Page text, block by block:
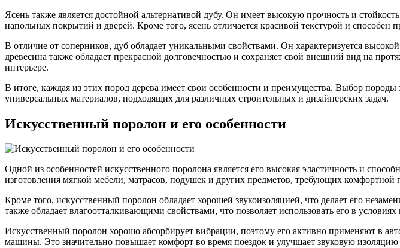
Ясень также является достойной альтернативой дубу. Он имеет высокую прочность и
напольных покрытий и дверей. Кроме того, ясень отличается красивой текстурой и
В отличие от соперников, дуб обладает уникальными свойствами. Он характеризуется
древесина также обладает прекрасной долговечностью и сохраняет свой внешний вид на
интерьере.
В итоге, каждая из этих пород дерева имеет свои особенности и преимущества. Выбор
универсальных материалов, подходящих для различных строительных и дизайнерских задач.
Искусственный поролон и его особенности
Одной из особенностей искусственного поролона является его высокая эластичность и
изготовления мягкой мебели, матрасов, подушек и других предметов, требующих комфортной
Кроме того, искусственный поролон обладает хорошей звукоизоляцией, что делает его
также обладает влагоотталкивающими свойствами, что позволяет использовать его в
Искусственный поролон хорошо абсорбирует вибрации, поэтому его активно применяют в
машины. Это значительно повышает комфорт во время поездок и улучшает звуковую изоляцию